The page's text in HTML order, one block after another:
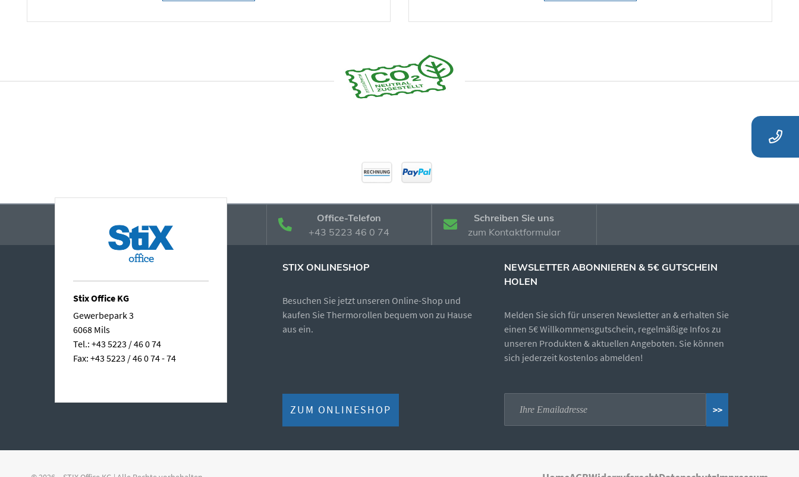
Office-Telefon
+43 5223 46 0 74
Schreiben Sie uns
zum Kontaktformular
Stix Office KG
Gewerbepark 3
6068 Mils
Tel.: +43 5223 / 46 0 74
Fax: +43 5223 / 46 0 74 - 74
STIX ONLINESHOP
Besuchen Sie jetzt unseren Online-Shop und
kaufen Sie Thermorollen bequem von zu Hause
aus ein.
ZUM ONLINESHOP
NEWSLETTER ABONNIEREN & 5€ GUTSCHEIN
HOLEN
Melden Sie sich für unseren Newsletter an & erhalten Sie
einen 5€ Willkommensgutschein, regelmäßige Infos zu
unseren Produkten & aktuellen Angeboten. Sie können
sich jederzeit kostenlos abmelden!
>>